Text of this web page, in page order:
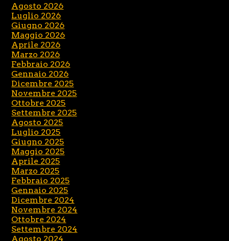
Agosto 2026
Luglio 2026
Giugno 2026
Maggio 2026
Aprile 2026
Marzo 2026
Febbraio 2026
Gennaio 2026
Dicembre 2025
Novembre 2025
Ottobre 2025
Settembre 2025
Agosto 2025
Luglio 2025
Giugno 2025
Maggio 2025
Aprile 2025
Marzo 2025
Febbraio 2025
Gennaio 2025
Dicembre 2024
Novembre 2024
Ottobre 2024
Settembre 2024
Agosto 2024